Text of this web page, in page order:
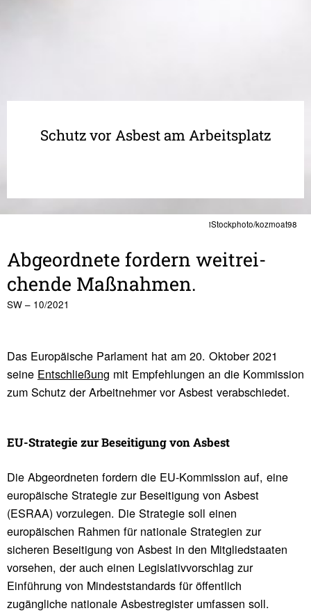
iStockphoto/kozmoat98
Schutz vor Asbest am Arbeitsplatz
Abge­ord­nete fordern weit­rei­
chende Maßnahmen.
SW – 10/2021
Das Europäische Parlament hat am 20. Oktober 2021
seine Entschließung mit Empfehlungen an die Kommission
zum Schutz der Arbeitnehmer vor Asbest verabschiedet.
EU-Stra­tegie zur Besei­ti­gung von Asbest
Die Abgeordneten fordern die EU-Kommission auf, eine
europäische Strategie zur Beseitigung von Asbest
(ESRAA) vorzulegen. Die Strategie soll einen
europäischen Rahmen für nationale Strategien zur
sicheren Beseitigung von Asbest in den Mitgliedstaaten
vorsehen, der auch einen Legislativvorschlag zur
Einführung von Mindeststandards für öffentlich
zugängliche nationale Asbestregister umfassen soll.